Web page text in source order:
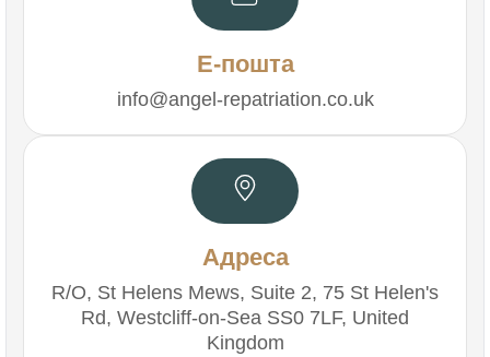
Е-пошта
info@angel-repatriation.co.uk
Адреса
R/O, St Helens Mews, Suite 2, 75 St Helen's
Rd, Westcliff-on-Sea SS0 7LF, United
Kingdom